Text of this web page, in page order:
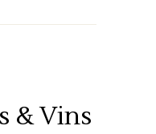
& Vins